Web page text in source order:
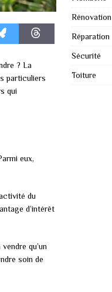
? La
particuliers
qui
eux,
du
d’intérêt
qu’un
soin de
Rénovation
Réparation
Sécurité
Toiture